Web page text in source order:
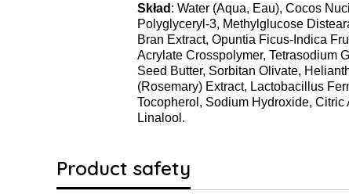
Skład : Water (Aqua, Eau), Cocos
Polyglyceryl-3, Methylglucose
Bran Extract, Opuntia Ficus-Indica
Acrylate Crosspolymer, Tetrasodium
Seed Butter, Sorbitan Olivate,
(Rosemary) Extract, Lactobacillus
Tocopherol, Sodium Hydroxide,
Linalool.
Product safety